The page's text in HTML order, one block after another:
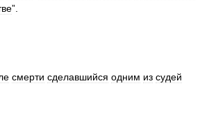
”.
смерти сделавшийся одним из судей